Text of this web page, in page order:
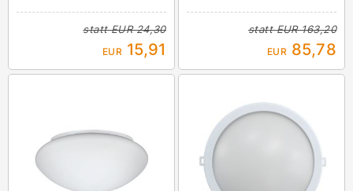
stattEUR 24,30
EUR 15,91
stattEUR 163,20
EUR 85,78